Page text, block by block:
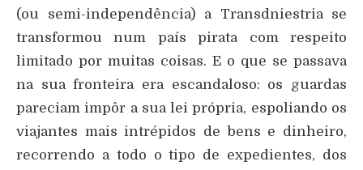
(ou semi-independência) a Transdniestria se
transformou num país pirata com respeito
limitado por muitas coisas. E o que se passava
na sua fronteira era escandaloso: os guardas
pareciam impôr a sua lei própria, espoliando os
viajantes mais intrépidos de bens e dinheiro,
recorrendo a todo o tipo de expedientes, dos